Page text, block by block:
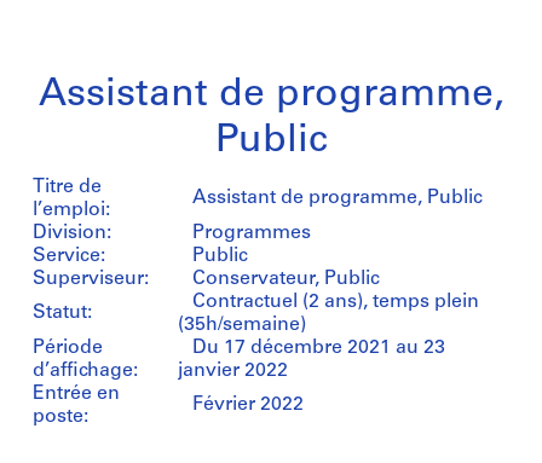
Assistant de programme,
Public
Titre de
l’emploi:
Assistant de programme, Public
Division:
Programmes
Service:
Public
Superviseur:
Conservateur, Public
Statut:
Contractuel (2 ans), temps plein
(35h/semaine)
Période
d’affichage:
Du 17 décembre 2021 au 23
janvier 2022
Entrée en
poste:
Février 2022